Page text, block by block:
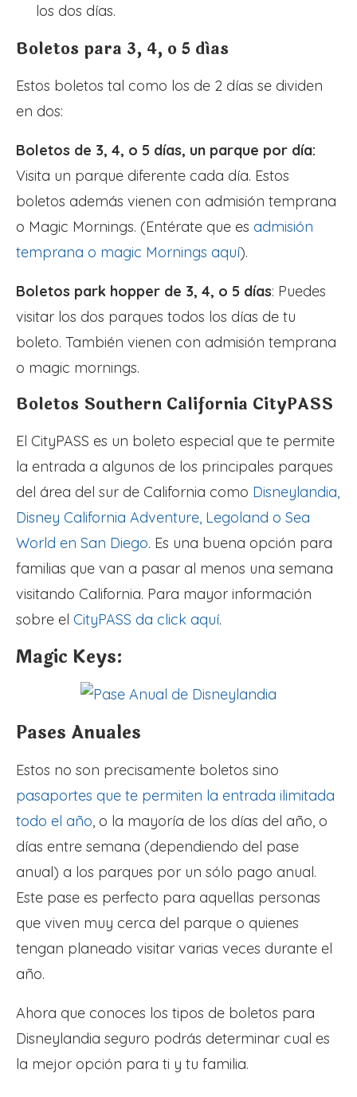
los dos días.
Boletos para 3, 4, o 5 días
Estos boletos tal como los de 2 días se dividen
en dos:
Boletos de 3, 4, o 5 días, un parque por día:
Visita un parque diferente cada día. Estos
boletos además vienen con admisión temprana
o Magic Mornings. (Entérate que es admisión
temprana o magic Mornings aquí).
Boletos park hopper de 3, 4, o 5 días: Puedes
visitar los dos parques todos los días de tu
boleto. También vienen con admisión temprana
o magic mornings.
Boletos Southern California CityPASS
El CityPASS es un boleto especial que te permite
la entrada a algunos de los principales parques
del área del sur de California como Disneylandia,
Disney California Adventure, Legoland o Sea
World en San Diego. Es una buena opción para
familias que van a pasar al menos una semana
visitando California. Para mayor información
sobre el CityPASS da click aquí.
Magic Keys:
Pases Anuales
Estos no son precisamente boletos sino
pasaportes que te permiten la entrada ilimitada
todo el año, o la mayoría de los días del año, o
días entre semana (dependiendo del pase
anual) a los parques por un sólo pago anual.
Este pase es perfecto para aquellas personas
que viven muy cerca del parque o quienes
tengan planeado visitar varias veces durante el
año.
Ahora que conoces los tipos de boletos para
Disneylandia seguro podrás determinar cual es
la mejor opción para ti y tu familia.